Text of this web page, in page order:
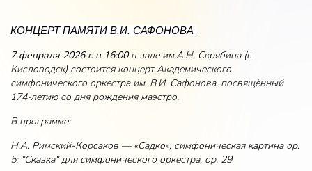
КОНЦЕРТ ПАМЯТИ В.И. САФОНОВА
7 февраля 2026 г. в 16:00в зале им.А.Н. Скрябина (г.
Кисловодск) состоится концерт Академического
симфонического оркестра им. В.И. Сафонова, посвящённый
174-летию со дня рождения маэстро.
В программе:
Н.А. Римский-Корсаков — «Садко», симфоническая картина ор.
5; "Сказка" для симфонического оркестра, ор. 29